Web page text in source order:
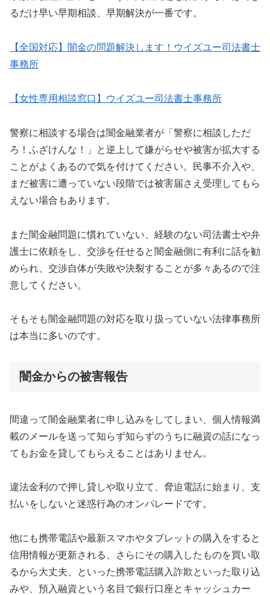
るだけ早い早期相談、早期解決が一番です。
【全国対応】闇金の問題解決します！ウイズユー司法書士
事務所
【女性専用相談窓口】ウイズユー司法書士事務所
警察に相談する場合は闇金融業者が「警察に相談しただ
ろ！ふざけんな！」と逆上して嫌がらせや被害が拡大する
ことがよくあるので気を付けてください。民事不介入や、
まだ被害に遭っていない段階では被害届さえ受理してもら
えない場合もあります。
また闇金融問題に慣れていない、経験のない司法書士や弁
護士に依頼をし、交渉を任せると闇金融側に有利に話を勧
められ、交渉自体が失敗や決裂することが多々あるので注
意してください。
そもそも闇金融問題の対応を取り扱っていない法律事務所
は本当に多いのです。
闇金からの被害報告
間違って闇金融業者に申し込みをしてしまい、個人情報満
載のメールを送って知らず知らずのうちに融資の話になっ
てもお金を貸してもらえることはありません。
違法金利ので押し貸しや取り立て、脅迫電話に始まり、支
払いをしないと迷惑行為のオンパレードです。
他にも携帯電話や最新スマホやタブレットの購入をすると
信用情報が更新される、さらにその購入したものを買い取
るから大丈夫、といった携帯電話購入詐欺といった取り込
みや、預入融資という名目で銀行口座とキャッシュカー